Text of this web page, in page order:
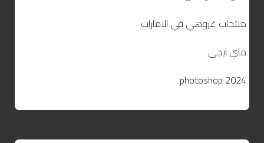
منتجات غروهي في الامارات
ماي ايجي
photoshop 2024